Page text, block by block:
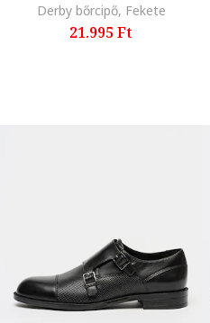
Derby bőrcipő, Fekete
21.995 Ft